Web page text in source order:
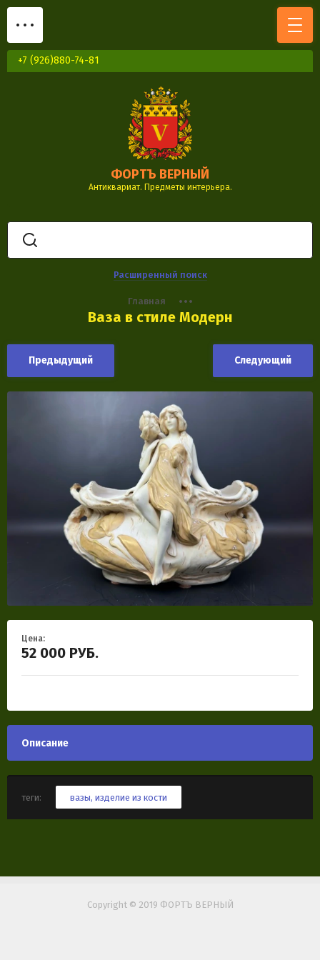
+7 (926)880-74-81
ФОРТЪ ВЕРНЫЙ
Антиквариат. Предметы интерьера.
Расширенный поиск
Главная
Ваза в стиле Модерн
Предыдущий Следующий
Цена:
52 000 РУБ.
Описание
теги: вазы, изделие из кости
Copyright © 2019 ФОРТЪ ВЕРНЫЙ